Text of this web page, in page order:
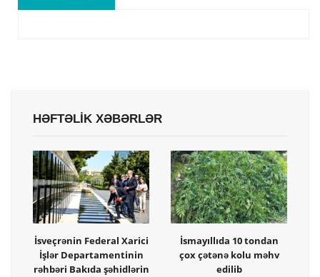
HƏFTƏLİK XƏBƏRLƏR
İsveçrənin Federal Xarici
İşlər Departamentinin
rəhbəri Bakıda şəhidlərin
İsmayıllıda 10 tondan
çox çətənə kolu məhv
edilib